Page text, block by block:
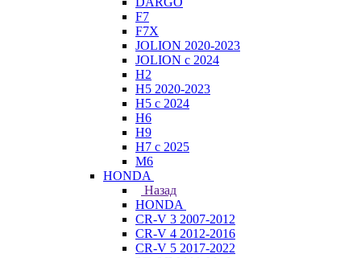
F7
F7X
JOLION 2020-2023
JOLION с 2024
H2
H5 2020-2023
H5 с 2024
H6
H9
H7 с 2025
M6
HONDA
Назад
HONDA
CR-V 3 2007-2012
CR-V 4 2012-2016
CR-V 5 2017-2022